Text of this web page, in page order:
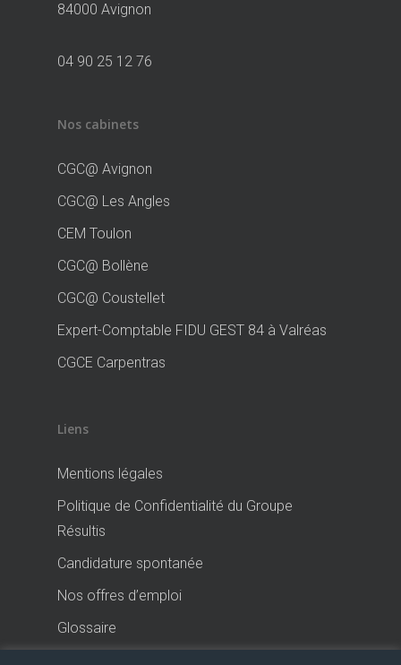
84000 Avignon
04 90 25 12 76
Nos cabinets
CGC@ Avignon
CGC@ Les Angles
CEM Toulon
CGC@ Bollène
CGC@ Coustellet
Expert-Comptable FIDU GEST 84 à Valréas
CGCE Carpentras
Liens
Mentions légales
Politique de Confidentialité du Groupe
Résultis
Candidature spontanée
Nos offres d’emploi
Glossaire